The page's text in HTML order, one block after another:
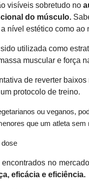
visíveis sobretudo no
do músculo.
nível estético como ao
utilizada como
muscular e força
de reverter
protocolo de treino.
ou veganos,
que um atleta sem
dose
encontrados no
eficácia e eficiência.